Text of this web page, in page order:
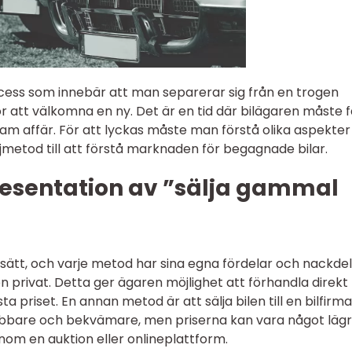
som innebär att man separerar sig från en trogen
att välkomna en ny. Det är en tid där bilägaren måste
affär. För att lyckas måste man förstå olika
till att förstå marknaden för begagnade bilar.
av ”sälja gammal
och varje metod har sina egna fördelar och
privat. Detta ger ägaren möjlighet att förhandla direkt
priset. En annan metod är att sälja bilen till en
och bekvämare, men priserna kan vara något
en auktion eller onlineplattform.